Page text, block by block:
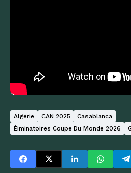
Algérie CAN 2025
Casablanca
Éiminatoires Coupe Du Monde 2026